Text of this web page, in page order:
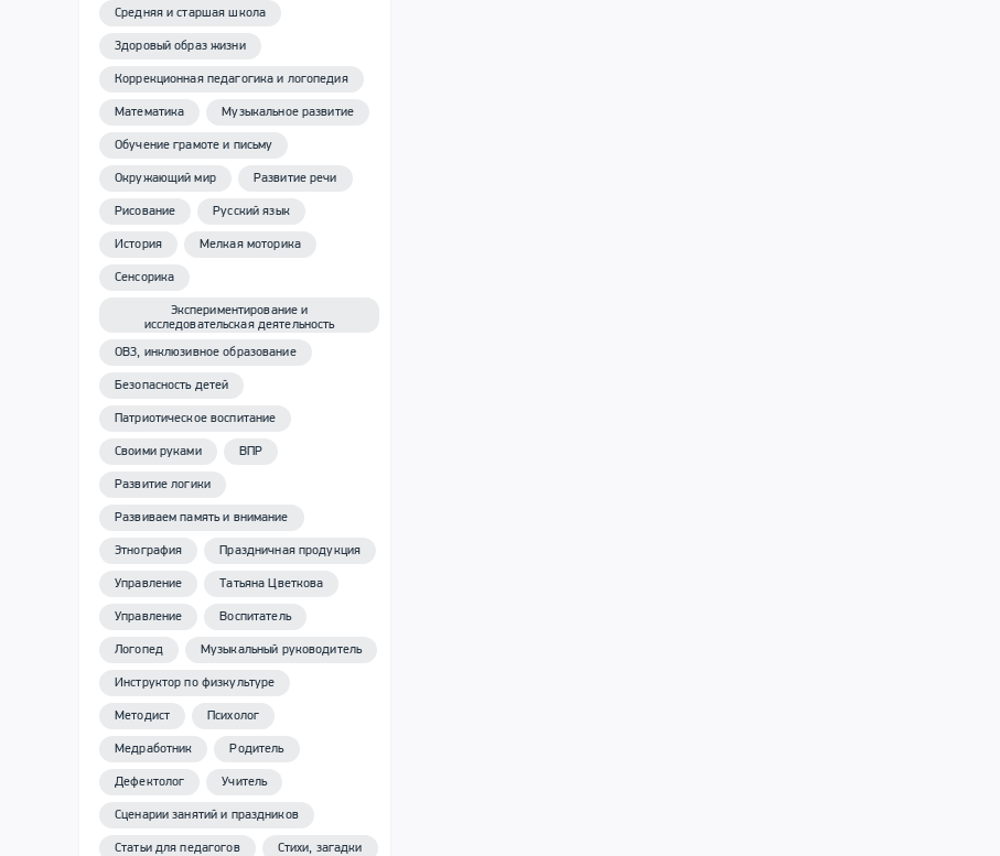
Средняя и старшая школа
Здоровый образ жизни
Коррекционная педагогика и логопедия
Математика Музыкальное развитие
Обучение грамоте и письму
Окружающий мир Развитие речи
Рисование Русский язык
История Мелкая моторика
Сенсорика
Экспериментирование и
исследовательская деятельность
ОВЗ, инклюзивное образование
Безопасность детей
Патриотическое воспитание
Своими руками ВПР
Развитие логики
Развиваем память и внимание
Этнография Праздничная продукция
Управление Татьяна Цветкова
Управление Воспитатель
Логопед Музыкальный руководитель
Инструктор по физкультуре
Методист Психолог
Медработник Родитель
Дефектолог Учитель
Сценарии занятий и праздников
Статьи для педагогов Стихи, загадки